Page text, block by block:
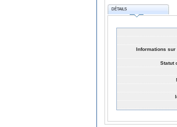
DÉTAILS
Informations
Statut